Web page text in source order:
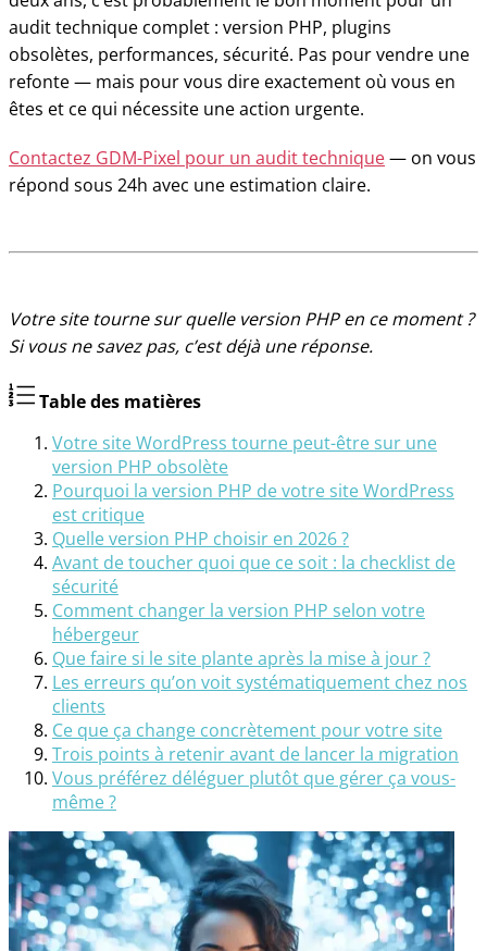
audit technique complet : version PHP, plugins
obsolètes, performances, sécurité. Pas pour vendre une
refonte — mais pour vous dire exactement où vous en
êtes et ce qui nécessite une action urgente.
Contactez GDM-Pixel pour un audit technique— on vous
répond sous 24h avec une estimation claire.
Votre site tourne sur quelle version PHP en ce moment ?
Si vous ne savez pas, c’est déjà une réponse.
Table des matières
Votre site WordPress tourne peut-être sur une
version PHP obsolète
Pourquoi la version PHP de votre site WordPress
est critique
Quelle version PHP choisir en 2026 ?
Avant de toucher quoi que ce soit : la checklist de
sécurité
Comment changer la version PHP selon votre
hébergeur
Que faire si le site plante après la mise à jour ?
Les erreurs qu’on voit systématiquement chez nos
clients
Ce que ça change concrètement pour votre site
Trois points à retenir avant de lancer la migration
Vous préférez déléguer plutôt que gérer ça vous-
même ?